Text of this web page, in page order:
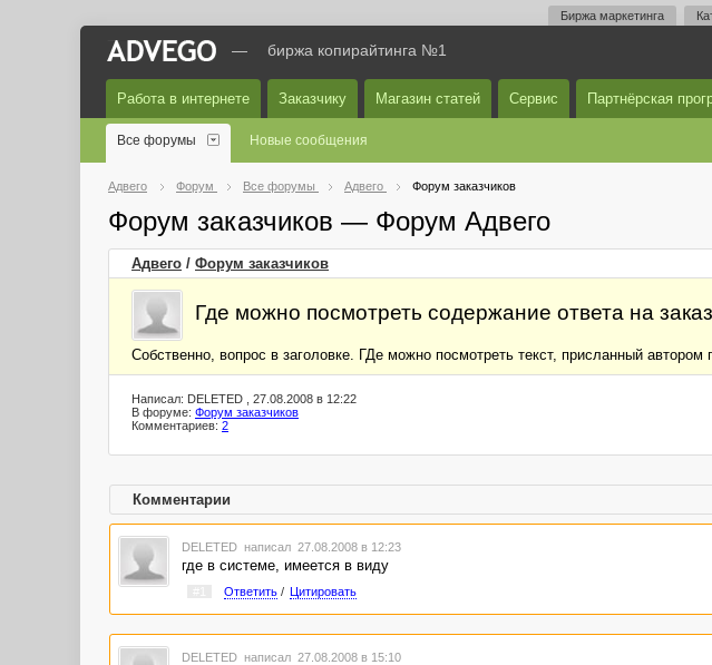
Биржа маркетинга
— биржа копирайтинга №1
Работа в интернете Заказчику Магазин статей Сервис Партнёрская
Все форумы Новые сообщения
Адвего Форум Все форумы Адвего Форум заказчиков
Форум заказчиков — Форум Адвего
Адвего / Форум заказчиков
Где можно посмотреть содержание ответа на
Собственно, вопрос в заголовке. ГДе можно посмотреть текст, присланный автором
Написал: DELETED , 27.08.2008 в 12:22
В форуме: Форум заказчиков
Комментариев: 2
Комментарии
DELETED написал 27.08.2008 в 12:23
где в системе, имеется в виду
Ответить/ Цитировать
DELETED написал 27.08.2008 в 15:10